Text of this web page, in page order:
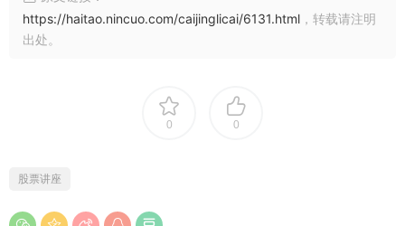
https://haitao.nincuo.com/caijinglicai/6131.html ，转载请注明
出处。
0 0
股票讲座